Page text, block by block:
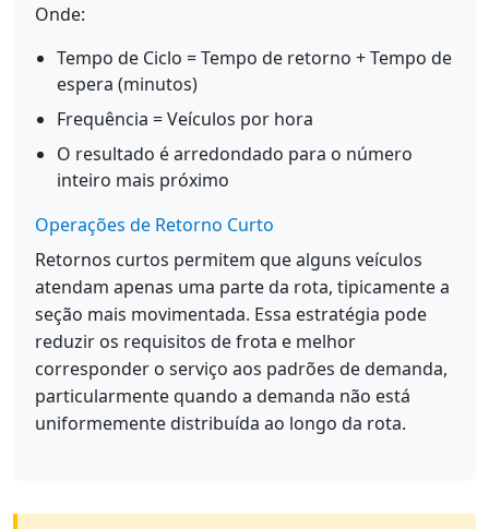
Onde:
Tempo de Ciclo = Tempo de retorno + Tempo de
espera (minutos)
Frequência = Veículos por hora
O resultado é arredondado para o número
inteiro mais próximo
Operações de Retorno Curto
Retornos curtos permitem que alguns veículos
atendam apenas uma parte da rota, tipicamente a
seção mais movimentada. Essa estratégia pode
reduzir os requisitos de frota e melhor
corresponder o serviço aos padrões de demanda,
particularmente quando a demanda não está
uniformemente distribuída ao longo da rota.